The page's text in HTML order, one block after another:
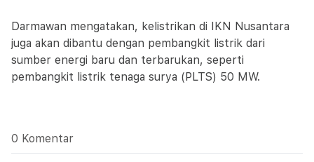
Darmawan mengatakan, kelistrikan di IKN Nusantara
juga akan dibantu dengan pembangkit listrik dari
sumber energi baru dan terbarukan, seperti
pembangkit listrik tenaga surya (PLTS) 50 MW.
0 Komentar